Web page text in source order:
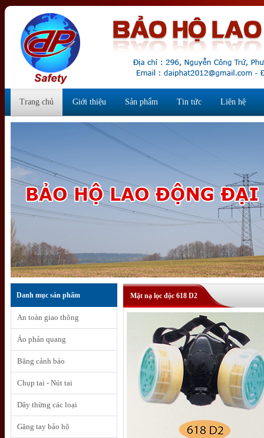
Trang chủ Giới thiệu Sản phẩm Tin tức Liên hệ
Danh mục sản phẩm
An toàn giao thông
Áo phản quang
Băng cảnh báo
Chụp tai - Nút tai
Dây thừng các loại
Găng tay bảo hộ
Mặt nạ lọc độc 618 D2